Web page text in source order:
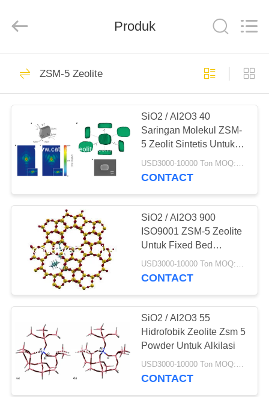
RUMAH
PRODUK
TENTANG
KAMI
TUR
PABRIK
KONTROL
KUALITAS
HUBUNGI
KAMI
BERITA
Rights
Katalis Zeolit
ZSM-5 Zeolite
43
Beta Zeolite
Produk
ZSM-5 Zeolite
SiO2 / Al2O3 40
Saringan Molekul ZSM-
5 Zeolit ​​Sintetis Untuk
Distilasi Etanol
USD3000-10000 Ton MOQ:1 KG
CONTACT
SiO2 / Al2O3 900
ISO9001 ZSM-5 Zeolite
Untuk Fixed Bed
Catalytic Cracking
Catalyst
USD3000-10000 Ton MOQ:1 KG
CONTACT
SiO2 / Al2O3 55
Hidrofobik Zeolite Zsm 5
Powder Untuk Alkilasi
USD3000-10000 Ton MOQ:1 KG
CONTACT